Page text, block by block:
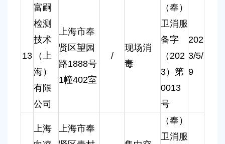
13
富嗣
检测
技术
（上
海）
有限
公司
上海市奉
贤区望园
路1888号
1幢402室
/
现场消
毒
（奉）
卫消服
备字
（202
3）第
0013
号
202
3/5/
9
上海
上海市奉
（奉）
卫消服